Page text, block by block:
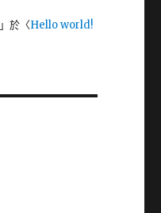
」於〈Hello world!